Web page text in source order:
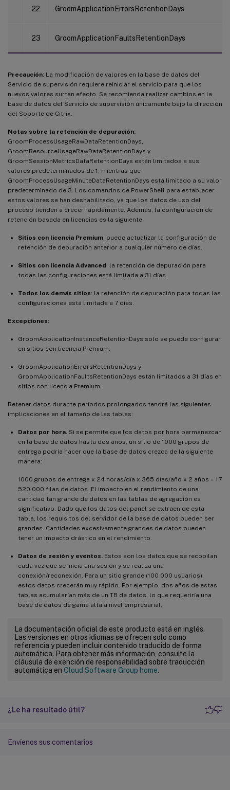
22 GroomApplicationErrorsRetentionDays
23 GroomApplicationFaultsRetentionDays
Precaución: La modificación de valores en la base de datos del
Servicio de supervisión requiere reiniciar el servicio para que los
nuevos valores surtan efecto. Se recomienda realizar cambios en la
base de datos del Servicio de supervisión únicamente bajo la dirección
del Soporte de Citrix.
Notas sobre la retención de depuración:
GroomProcessUsageRawDataRetentionDays,
GroomResourceUsageRawDataRetentionDays y
GroomSessionMetricsDataRetentionDays están limitados a sus
valores predeterminados de 1, mientras que
GroomProcessUsageMinuteDataRetentionDays está limitado a su valor
predeterminado de 3. Los comandos de PowerShell para establecer
estos valores se han deshabilitado, ya que los datos de uso del
proceso tienden a crecer rápidamente. Además, la configuración de
retención basada en licencias es la siguiente:
Sitios con licencia Premium: puede actualizar la configuración de
retención de depuración anterior a cualquier número de días.
Sitios con licencia Advanced: la retención de depuración para
todas las configuraciones está limitada a 31 días.
Todos los demás sitios: la retención de depuración para todas las
configuraciones está limitada a 7 días.
Excepciones:
GroomApplicationInstanceRetentionDays solo se puede configurar
en sitios con licencia Premium.
GroomApplicationErrorsRetentionDays y
GroomApplicationFaultsRetentionDays están limitados a 31 días en
sitios con licencia Premium.
Retener datos durante períodos prolongados tendrá las siguientes
implicaciones en el tamaño de las tablas:
Datos por hora. Si se permite que los datos por hora permanezcan
en la base de datos hasta dos años, un sitio de 1000 grupos de
entrega podría hacer que la base de datos crezca de la siguiente
manera:
1000 grupos de entrega x 24 horas/día x 365 días/año x 2 años = 17
520 000 filas de datos. El impacto en el rendimiento de una
cantidad tan grande de datos en las tablas de agregación es
significativo. Dado que los datos del panel se extraen de esta
tabla, los requisitos del servidor de la base de datos pueden ser
grandes. Cantidades excesivamente grandes de datos pueden
tener un impacto drástico en el rendimiento.
Datos de sesión y eventos. Estos son los datos que se recopilan
cada vez que se inicia una sesión y se realiza una
conexión/reconexión. Para un sitio grande (100 000 usuarios),
estos datos crecerán muy rápido. Por ejemplo, dos años de estas
tablas acumularían más de un TB de datos, lo que requeriría una
base de datos de gama alta a nivel empresarial.
La documentación oficial de este producto está en inglés.
Las versiones en otros idiomas se ofrecen solo como
referencia y pueden incluir contenido traducido de forma
automática. Para obtener más información, consulte la
cláusula de exención de responsabilidad sobre traducción
automática en Cloud Software Group home.
¿Le ha resultado útil?
Envíenos sus comentarios